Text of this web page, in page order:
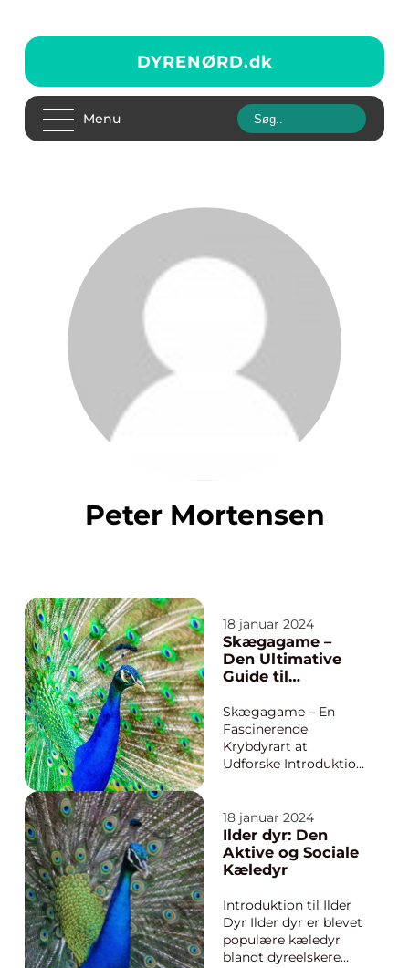
DYRENØRD.dk
Menu
Peter Mortensen
18 januar 2024
Skægagame –
Den Ultimative
Guide til
Dyreelskere
Skægagame – En
Fascinerende
Krybdyrart at
Udforske Introduktion
kendt som Pogona
vitticeps, er en
populær krybdyrart
indenfor hobbyen
Disse fascinerende
væsner stammer
oprindeligt fra
ørkenomr...
18 januar 2024
Ilder dyr: Den
Aktive og Sociale
Kæledyr
Introduktion til Ilder
Dyr Ilder dyr er blevet
populære kæledyr
blandt dyreelskere